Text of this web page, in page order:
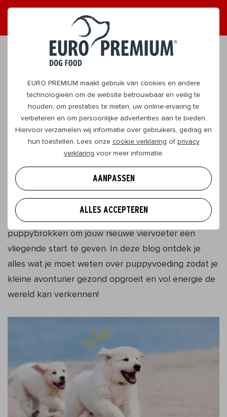
EURO PREMIUM maakt gebruik van cookies en andere
technologieën om de website betrouwbaar en veilig te
houden, om prestaties te meten, uw online-ervaring te
verbeteren en om persoonlijke advertenties aan te bieden.
Hiervoor verzamelen wij informatie over gebruikers, gedrag en
hun toestellen. Lees onze cookie verklaring of privacy
verklaring voor meer informatie.
AANPASSEN
ALLES ACCEPTEREN
ONTVANG GRAAG TIPS
NL
TERUG
Puppyvoeding: waarom is dit
noodzakelijk?
Welkom in de wondere wereld van het
puppyouderschap! Een van je eerste en
belangrijkste missies is het kiezen van de juiste
puppybrokken om jouw nieuwe viervoeter een
vliegende start te geven. In deze blog ontdek je
alles wat je moet weten over puppyvoeding zodat je
kleine avonturier gezond opgroeit en vol energie de
wereld kan verkennen!